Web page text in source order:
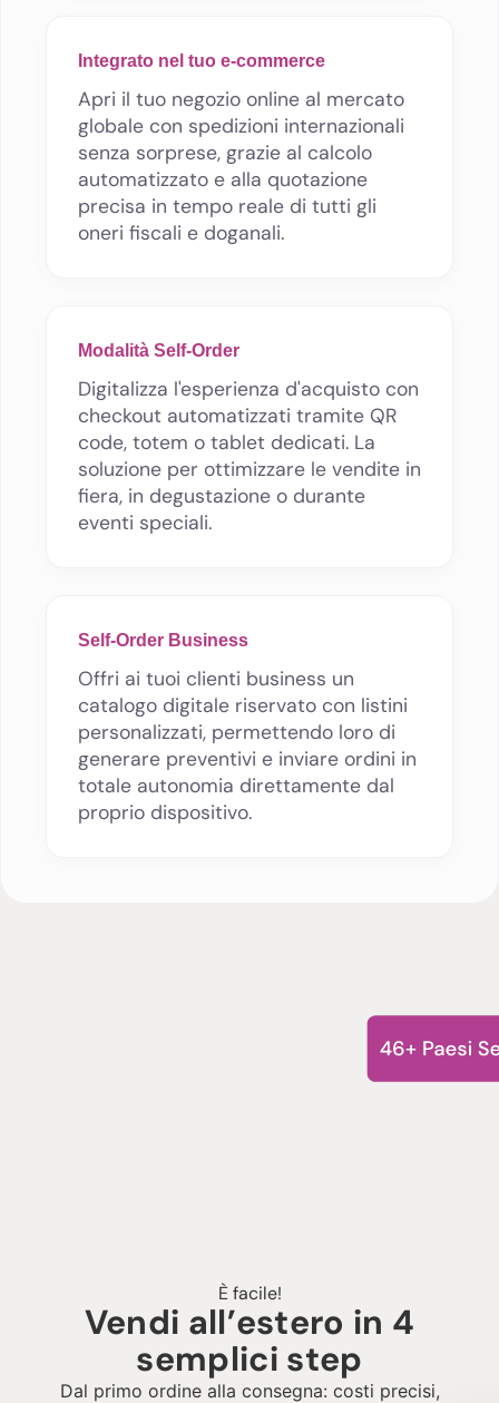
Integrato nel tuo e-commerce
Apri il tuo negozio online al mercato
globale con spedizioni internazionali
senza sorprese, grazie al calcolo
automatizzato e alla quotazione
precisa in tempo reale di tutti gli
oneri fiscali e doganali.
Modalità Self-Order
Digitalizza l'esperienza d'acquisto con
checkout automatizzati tramite QR
code, totem o tablet dedicati. La
soluzione per ottimizzare le vendite in
fiera, in degustazione o durante
eventi speciali.
Self-Order Business
Offri ai tuoi clienti business un
catalogo digitale riservato con listini
personalizzati, permettendo loro di
generare preventivi e inviare ordini in
totale autonomia direttamente dal
proprio dispositivo.
È facile!
Vendi all’estero in 4
semplici step
Dal primo ordine alla consegna: costi precisi,